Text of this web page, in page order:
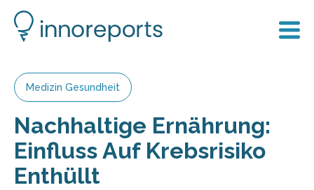
Medizin Gesundheit
Nachhaltige Ernährung:
Einfluss Auf Krebsrisiko
Enthüllt